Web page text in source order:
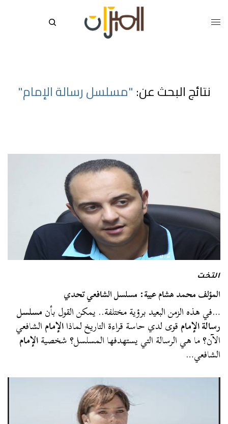
نتائج البحث عن: "مسلسل رسالة الإمام"
التخت
المؤلف محمد هشام عبية: مسلسل الشافعي تحدي
…في هذه الزمن البعيد برؤية مختلفة.. يمكن القول بأنمسلسل
رسالة الإمامقوى لدي حاسة قراءة التاريخ لماذاالإمامالشافعي
الآن؟ ما هي الرسالة التي يستهدفها المسلسل؟ شخصيةالإمام
الشافعي…